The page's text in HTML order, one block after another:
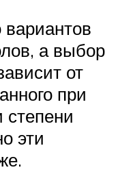
вариантов
а выбор
от
при
степени
эти